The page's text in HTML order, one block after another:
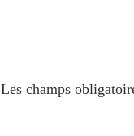
Les champs